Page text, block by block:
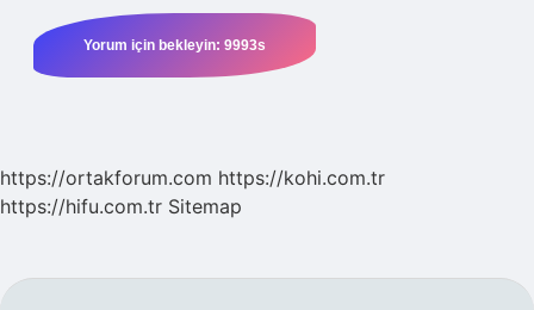
https://ortakforum.com https://kohi.com.tr
https://hifu.com.tr Sitemap